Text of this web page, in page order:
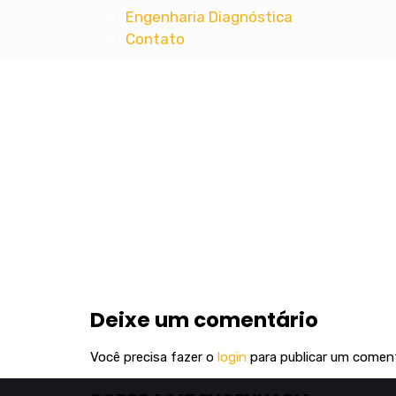
Engenharia Diagnóstica
Contato
Deixe um comentário
Você precisa fazer o login para publicar um